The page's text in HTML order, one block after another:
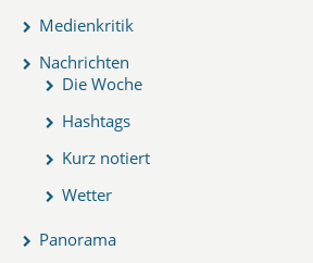
Medienkritik
Nachrichten
Die Woche
Hashtags
Kurz notiert
Wetter
Panorama